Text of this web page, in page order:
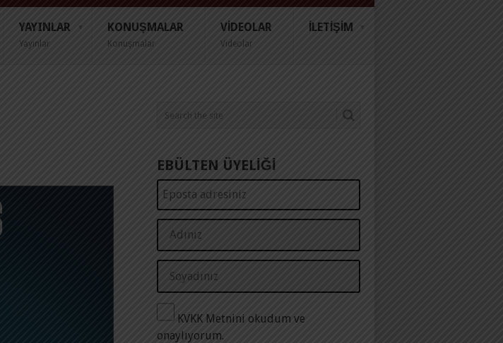
YAYINLAR
Yayınlar
KONUŞMALAR
Konuşmalar
VIDEOLAR
Videolar
İLETIŞIM
EBÜLTEN ÜYELİĞİ
KVKK Metnini okudum ve
onaylıyorum.